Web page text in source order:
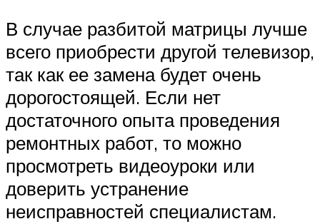
В случае разбитой матрицы лучше
всего приобрести другой телевизор,
так как ее замена будет очень
дорогостоящей. Если нет
достаточного опыта проведения
ремонтных работ, то можно
просмотреть видеоуроки или
доверить устранение
неисправностей специалистам.